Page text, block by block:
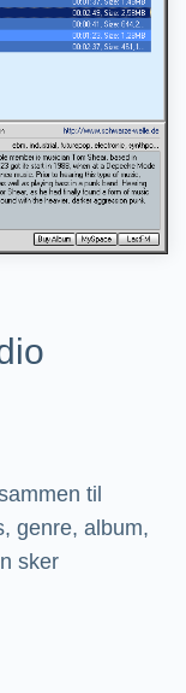
til
genre, album,
sker